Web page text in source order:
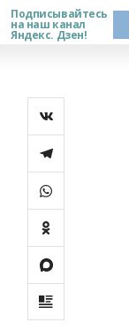
Подписывайтесь
на наш канал
Яндекс. Дзен!